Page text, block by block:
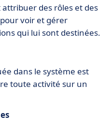
des rôles et des
voir et gérer
qui lui sont destinées.
dans le système est
toute activité sur un